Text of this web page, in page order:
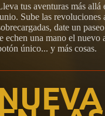
tus aventuras más
Sube las revoluciones
date un
echen una mano el nuevo
único... y más cosas.